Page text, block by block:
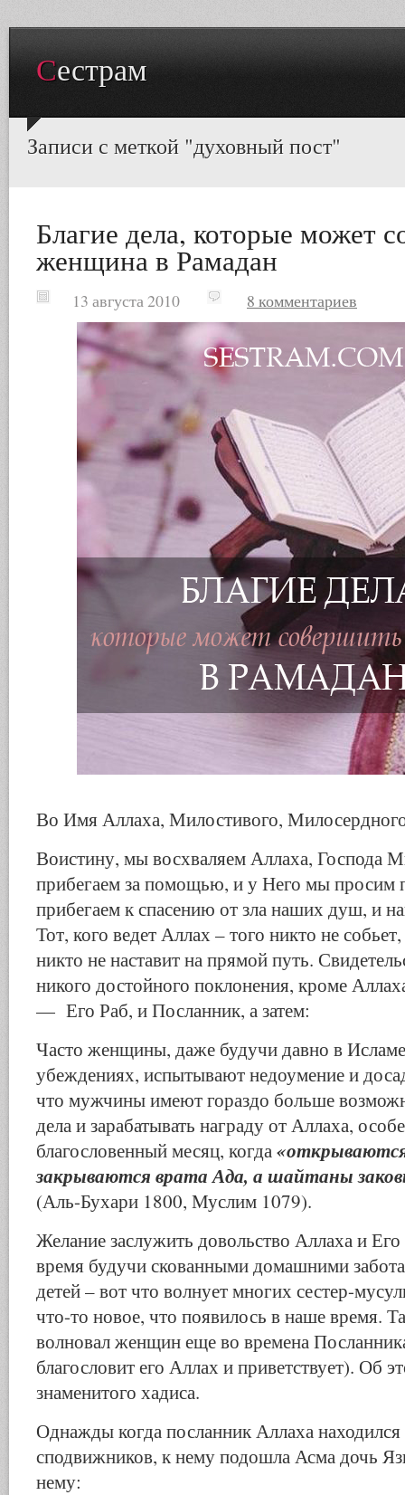
Сестрам
Записи с меткой "духовный пост"
Благие дела, которые может
женщина в Рамадан
13 августа 2010 8 комментариев
Во Имя Аллаха, Милостивого,
Воистину, мы восхваляем Аллаха, Господа
прибегаем за помощью, и у Него мы просим
прибегаем к спасению от зла наших душ, и
Тот, кого ведет Аллах – того никто не
никто не наставит на прямой путь.
никого достойного поклонения, кроме
— Его Раб, и Посланник, а затем:
Часто женщины, даже будучи давно в
убеждениях, испытывают недоумение и
что мужчины имеют гораздо больше
дела и зарабатывать награду от Аллаха,
благословенный месяц, когда
закрываются врата Ада, а шайтаны
(Аль-Бухари 1800, Муслим 1079).
Желание заслужить довольство Аллаха и
время будучи скованными домашними
детей – вот что волнует многих сестер-
что-то новое, что появилось в наше время.
волновал женщин еще во времена
благословит его Аллах и приветствует). Об
знаменитого хадиса.
Однажды когда посланник Аллаха находился
сподвижников, к нему подошла Асма дочь
нему: